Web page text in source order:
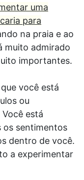
uma
para
na praia e ao
muito admirado
importantes.
você está
ou
está
os sentimentos
dentro de você.
a experimentar